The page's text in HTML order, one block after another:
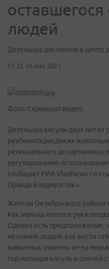
оставшегося
людей
Детеныша доставили в центр
17:32, 26 мая 2021
Фото: Скриншот видео
Детеныша косули двух лет от
реабилитации диких
регионального департамента
регулированию
сообщает РИА VladNews со
Правда Владивосток».
Жители Октябрьского
Как малыш попал в руки
Однако есть предположение,
незнания людей, как вести
копытных. Именно из-за
год малыши косуль и оленей